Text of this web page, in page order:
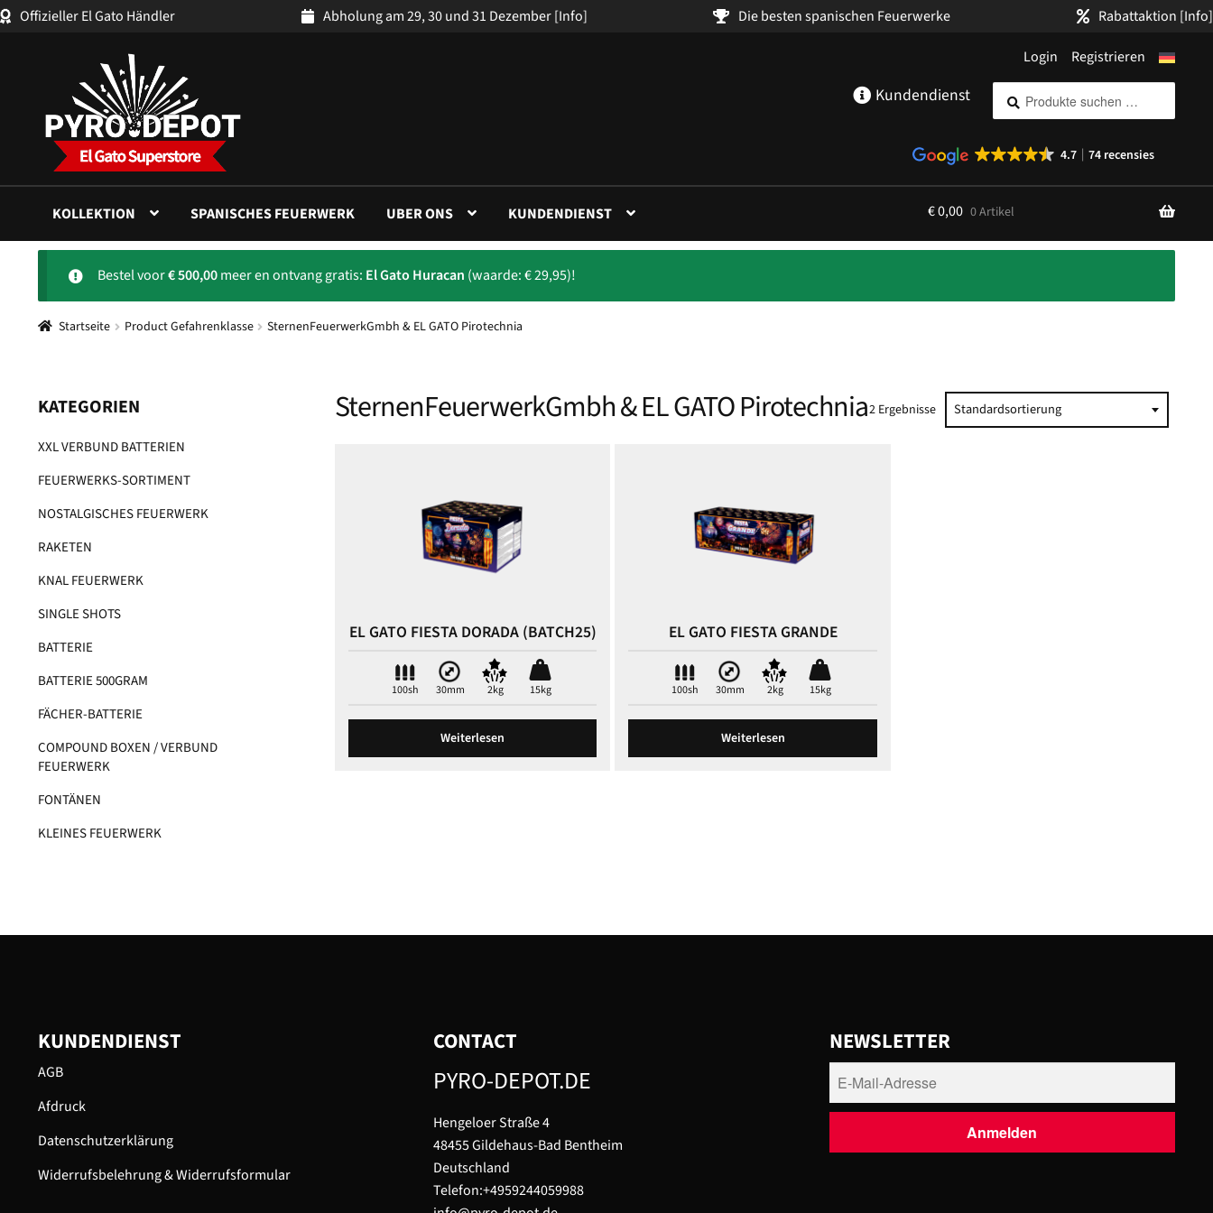
Offizieller El Gato Händler Abholung am 29, 30 und 31 Dezember[Info] Die besten spanischen Feuerwerke Rabattaktion [Info]
Navigation
springen
springen
Login Registrieren
Kundendienst
Suche
nach:
Suchen
4.7 74 recensies
KOLLEKTION SPANISCHES FEUERWERK UBER ONS KUNDENDIENST €0,00 0 Artikel
Bestel voor€500,00meer en ontvang gratis: El Gato Huracan (waarde: € 29,95)!
Startseite Product Gefahrenklasse SternenFeuerwerkGmbh & EL GATO Pirotechnia
SternenFeuerwerkGmbh & EL GATO Pirotechnia2 Ergebnisse Standardsortierung
EL GATO FIESTA DORADA (BATCH25)
100sh 30mm 2kg 15kg
Weiterlesen
EL GATO FIESTA GRANDE
100sh 30mm 2kg 15kg
Weiterlesen
KATEGORIEN
XXL VERBUND BATTERIEN
FEUERWERKS-SORTIMENT
NOSTALGISCHES FEUERWERK
RAKETEN
KNAL FEUERWERK
SINGLE SHOTS
BATTERIE
BATTERIE 500GRAM
FÄCHER-BATTERIE
COMPOUND BOXEN / VERBUND
FEUERWERK
FONTÄNEN
KLEINES FEUERWERK​
KUNDENDIENST
AGB
Afdruck
Datenschutzerklärung
Widerrufsbelehrung & Widerrufsformular
CONTACT
PYRO-DEPOT.DE
Hengeloer Straße 4
48455 Gildehaus-Bad Bentheim
Deutschland
Telefon:+4959244059988
NEWSLETTER